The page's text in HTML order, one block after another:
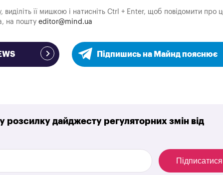
її мишкою і натисніть Ctrl + Enter, щоб повідомити про
на пошту editor@mind.ua
Підпишись на Майнд пояснює
розсилку дайджесту регуляторних змін від
Підписатися